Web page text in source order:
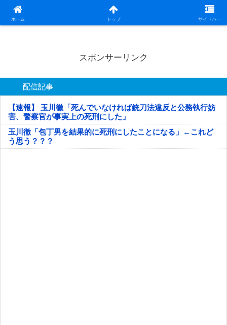
ホーム トップ サイドバー
日本第一！ニュース録
スポンサーリンク
配信記事
【速報】 玉川徹「死んでいなければ銃刀法違反と公務執行妨
害、警察官が事実上の死刑にした」
玉川徹「包丁男を結果的に死刑にしたことになる」←これど
う思う？？？